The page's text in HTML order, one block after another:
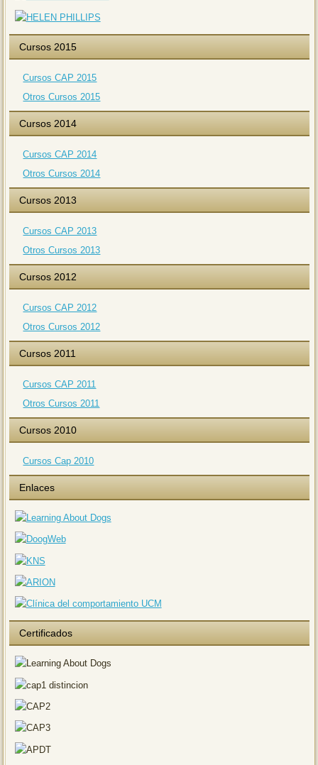
Cursos 2015
Cursos CAP 2015
Otros Cursos 2015
Cursos 2014
Cursos CAP 2014
Otros Cursos 2014
Cursos 2013
Cursos CAP 2013
Otros Cursos 2013
Cursos 2012
Cursos CAP 2012
Otros Cursos 2012
Cursos 2011
Cursos CAP 2011
Otros Cursos 2011
Cursos 2010
Cursos Cap 2010
Enlaces
Certificados